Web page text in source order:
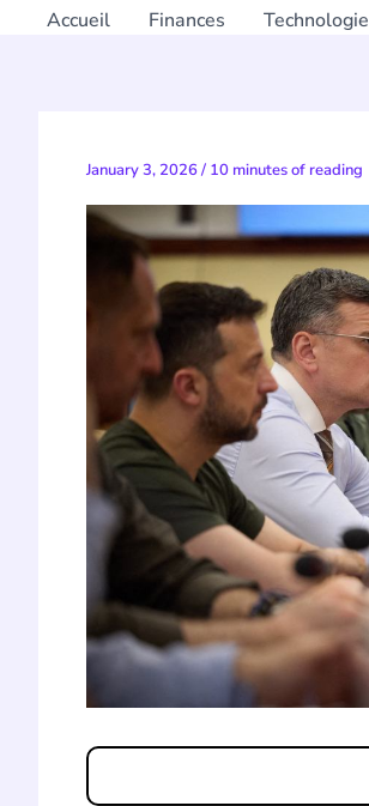
Accueil Finances Technologie
January 3, 2026/ 10 minutes of reading